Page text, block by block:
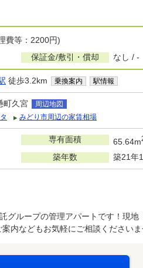
等：2200円)
保証金/敷引・償却 なし / -
徒歩3.2km 乗換案内 駅情報
町久宮
周辺地図
みどり市周辺の家賃相場
専有面積 65.64m
築年数 築21年
ループの管理アパートです！現地
内などもお気軽にご相談くださいま